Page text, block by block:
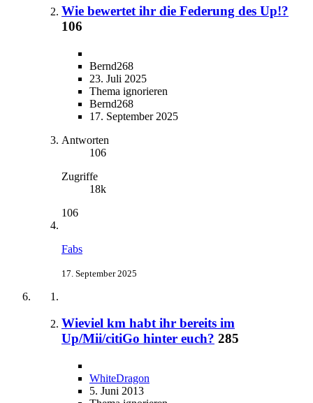
Wie bewertet ihr die Federung des Up!?
106
Bernd268
23. Juli 2025
Thema ignorieren
Bernd268
17. September 2025
Antworten
106
Zugriffe
18k
106
Fabs
17. September 2025
Wieviel km habt ihr bereits im
Up/Mii/citiGo hinter euch? 285
WhiteDragon
5. Juni 2013